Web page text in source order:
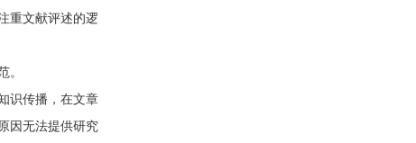
重文献评述的逻
。
识传播，在文章
因无法提供研究